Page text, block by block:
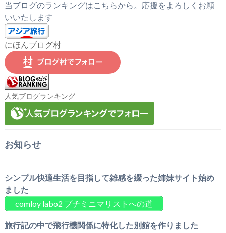
当ブログのランキングはこちらから。応援をよろしくお願
いいたします
にほんブログ村
人気ブログランキング
お知らせ
シンプル快適生活を目指して雑感を綴った姉妹サイト始め
ました
comloy labo2 プチミニマリストへの道
旅行記の中で飛行機関係に特化した別館を作りました